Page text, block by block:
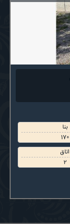
بنا
170
اتاق
2